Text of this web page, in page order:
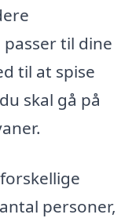
til dine
til at spise
skal gå på
personer,